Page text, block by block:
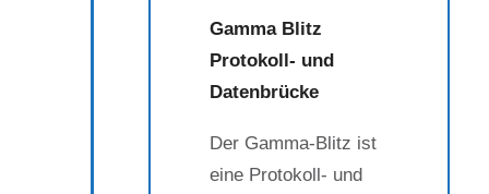
Gamma Blitz
Protokoll- und
Datenbrücke
Der Gamma-Blitz ist
eine Protokoll- und